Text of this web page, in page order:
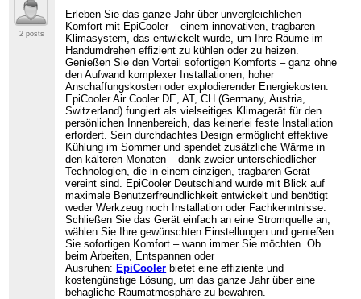
2 posts
Erleben Sie das ganze Jahr über unvergleichlichen
Komfort mit EpiCooler – einem innovativen, tragbaren
Klimasystem, das entwickelt wurde, um Ihre Räume im
Handumdrehen effizient zu kühlen oder zu heizen.
Genießen Sie den Vorteil sofortigen Komforts – ganz ohne
den Aufwand komplexer Installationen, hoher
Anschaffungskosten oder explodierender Energiekosten.
EpiCooler Air Cooler DE, AT, CH (Germany, Austria,
Switzerland) fungiert als vielseitiges Klimagerät für den
persönlichen Innenbereich, das keinerlei feste Installation
erfordert. Sein durchdachtes Design ermöglicht effektive
Kühlung im Sommer und spendet zusätzliche Wärme in
den kälteren Monaten – dank zweier unterschiedlicher
Technologien, die in einem einzigen, tragbaren Gerät
vereint sind. EpiCooler Deutschland wurde mit Blick auf
maximale Benutzerfreundlichkeit entwickelt und benötigt
weder Werkzeug noch Installation oder Fachkenntnisse.
Schließen Sie das Gerät einfach an eine Stromquelle an,
wählen Sie Ihre gewünschten Einstellungen und genießen
Sie sofortigen Komfort – wann immer Sie möchten. Ob
beim Arbeiten, Entspannen oder
Ausruhen:EpiCooler bietet eine effiziente und
kostengünstige Lösung, um das ganze Jahr über eine
behagliche Raumatmosphäre zu bewahren.